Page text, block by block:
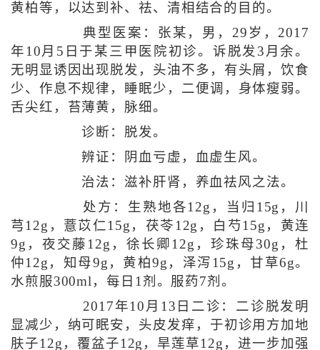
黄柏等，以达到补、祛、清相结合的目的。
典型医案：张某，男，29岁，2017
年10月5日于某三甲医院初诊。诉脱发3月余。
无明显诱因出现脱发，头油不多，有头屑，饮食
少、作息不规律，睡眠少，二便调，身体瘦弱。
舌尖红，苔薄黄，脉细。
诊断：脱发。
辨证：阴血亏虚，血虚生风。
治法：滋补肝肾，养血祛风之法。
处方：生熟地各12g，当归15g，川
芎12g，薏苡仁15g，茯苓12g，白芍15g，黄连
9g，夜交藤12g，徐长卿12g，珍珠母30g，杜
仲12g，知母9g，黄柏9g，泽泻15g，甘草6g。
水煎服300ml，每日1剂。服药7剂。
2017年10月13日二诊：二诊脱发明
显减少，纳可眠安，头皮发痒，于初诊用方加地
肤子12g，覆盆子12g，旱莲草12g，进一步加强